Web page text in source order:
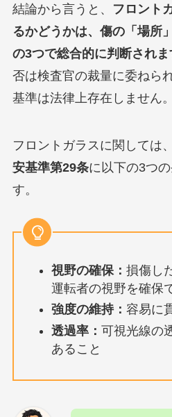
結論から言うと、
フロント
るかどうかは、傷の「場所
の3つで総合的に判断されま
否は検査官の裁量に委ねら
基準は法律上存在しません。
フロントガラスに関しては、
安基準第29条に以下の3つ
す。
視野の確保： 損傷し
運転者の視野を確保
強度の維持： 容易に
透過率： 可視光線の
あること